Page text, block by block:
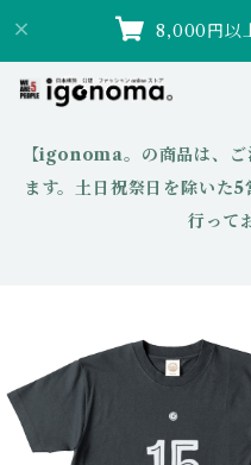
8,000円以
【igonoma。の商品は、
ます。土日祝祭日を除いた
行って